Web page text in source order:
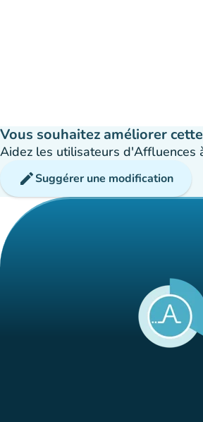
Vous souhaitez améliorer
Aidez les utilisateurs d'Affluences
editSuggérer une modification